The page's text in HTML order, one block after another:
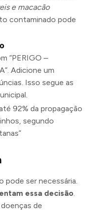
e macacão
contaminado pode
“PERIGO –
Adicione um
Isso segue as
92% da propagação
segundo
pode ser necessária.
essa decisão.
de